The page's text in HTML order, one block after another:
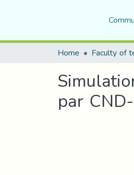
Home Faculty of
par